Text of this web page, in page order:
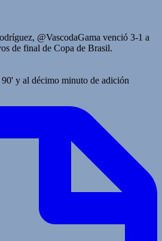
@VascodaGama venció 3-1 a
de final de Copa de Brasil.
y al décimo minuto de adición